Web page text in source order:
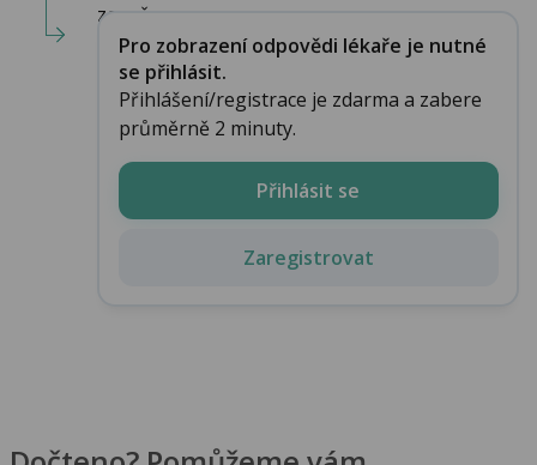
zevně...
Pro zobrazení odpovědi lékaře je nutné
se přihlásit.
Přihlášení/registrace je zdarma a zabere
průměrně 2 minuty.
Přihlásit se
Zaregistrovat